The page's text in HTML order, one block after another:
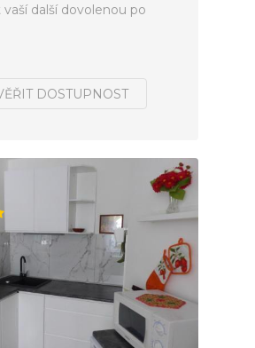
další dovolenou po
DOSTUPNOST